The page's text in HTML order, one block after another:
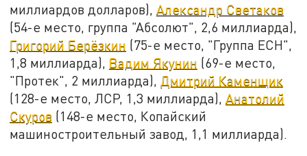
миллиардов долларов),Александр Светаков
(54-е место, группа "Абсолют", 2,6 миллиарда),
Григорий Берёзкин (75-е место, "Группа ЕСН",
1,8 миллиарда), Вадим Якунин (69-е место,
"Протек", 2 миллиарда), Дмитрий Каменщик
(128-е место, ЛСР, 1,3 миллиарда),Анатолий
Скуров (148-е место, Копайский
машиностроительный завод, 1,1 миллиарда).